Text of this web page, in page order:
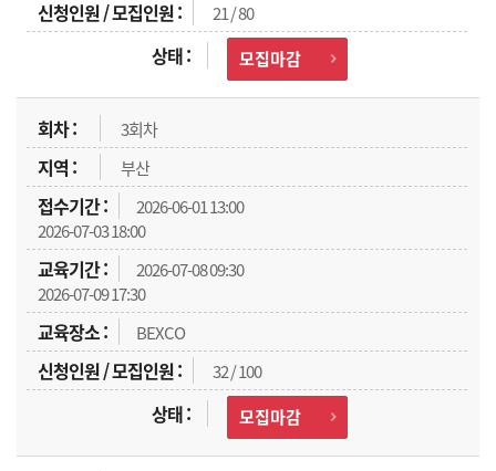
21 / 80
모집마감
3회차
부산
2026-06-01 13:00
2026-07-03 18:00
2026-07-08 09:30
2026-07-09 17:30
BEXCO
32 / 100
모집마감